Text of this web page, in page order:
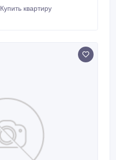
Купить квартиру